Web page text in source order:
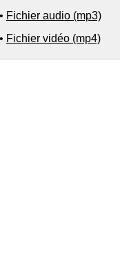
• Fichier audio (mp3)
• Fichier vidéo (mp4)